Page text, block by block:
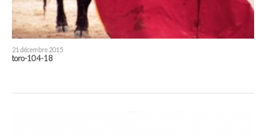
21 décembre 2015
toro-104-18